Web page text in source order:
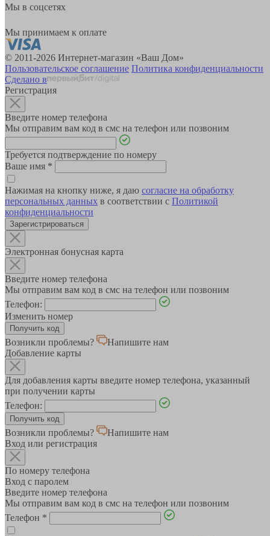
Мы в соцсетях
Мы принимаем к оплате
© 2011-2026 Интернет-магазин «Ваш Дом»
Пользовательское соглашение Политика конфиденциальности
Сделано в
Регистрация
Введите номер телефона
Мы отправим вам код в смс на телефон или позвоним
Требуется подтверждение по номеру
Ваше имя *
Нажимая на кнопку ниже, я даю согласие на обработку
персональных данных в соответствии с Политикой
конфиденциальности
Зарегистрироваться
Электронная бонусная карта
Введите номер телефона
Мы отправим вам код в смс на телефон или позвоним
Телефон:
Изменить номер
Возникли проблемы?
Напишите нам
Добавление карты
Для добавления карты введите номер телефона, указанный
при получении карты
Телефон:
Возникли проблемы?
Напишите нам
Вход или регистрация
По номеру телефона
Вход с паролем
Введите номер телефона
Мы отправим вам код в смс на телефон или позвоним
Телефон *